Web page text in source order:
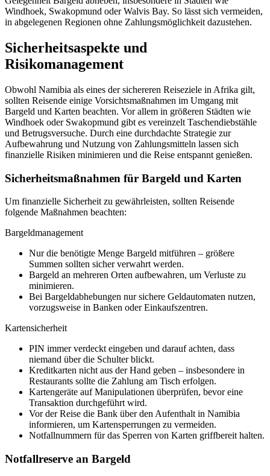
Windhoek, Swakopmund oder Walvis Bay. So lässt sich vermeiden,
in abgelegenen Regionen ohne Zahlungsmöglichkeit dazustehen.
Sicherheitsaspekte und
Risikomanagement
Obwohl Namibia als eines der sichereren Reiseziele in Afrika gilt,
sollten Reisende einige Vorsichtsmaßnahmen im Umgang mit
Bargeld und Karten beachten. Vor allem in größeren Städten wie
Windhoek oder Swakopmund gibt es vereinzelt Taschendiebstähle
und Betrugsversuche. Durch eine durchdachte Strategie zur
Aufbewahrung und Nutzung von Zahlungsmitteln lassen sich
finanzielle Risiken minimieren und die Reise entspannt genießen.
Sicherheitsmaßnahmen für Bargeld und Karten
Um finanzielle Sicherheit zu gewährleisten, sollten Reisende
folgende Maßnahmen beachten:
Bargeldmanagement
Nur die benötigte Menge Bargeld mitführen – größere
Summen sollten sicher verwahrt werden.
Bargeld an mehreren Orten aufbewahren, um Verluste zu
minimieren.
Bei Bargeldabhebungen nur sichere Geldautomaten nutzen,
vorzugsweise in Banken oder Einkaufszentren.
Kartensicherheit
PIN immer verdeckt eingeben und darauf achten, dass
niemand über die Schulter blickt.
Kreditkarten nicht aus der Hand geben – insbesondere in
Restaurants sollte die Zahlung am Tisch erfolgen.
Kartengeräte auf Manipulationen überprüfen, bevor eine
Transaktion durchgeführt wird.
Vor der Reise die Bank über den Aufenthalt in Namibia
informieren, um Kartensperrungen zu vermeiden.
Notfallnummern für das Sperren von Karten griffbereit halten.
Notfallreserve an Bargeld